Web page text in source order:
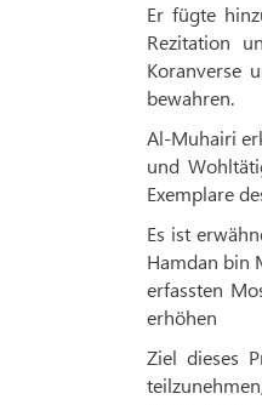
Er fügte
Rezitation
Koranverse
bewahren.
Al-Muhairi
und
Exemplare
Es ist
Hamdan bin
erfassten
erhöhen
Ziel dieses